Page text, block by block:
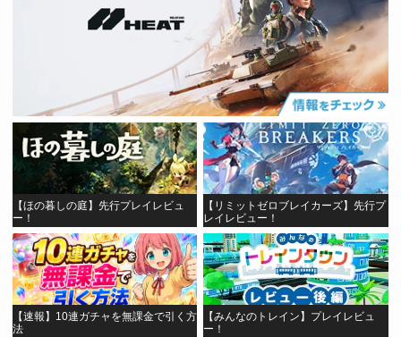
【ほの暮しの庭】先行プレイレビュ
ー！
【リミットゼロブレイカーズ】先行プ
レイレビュー！
【速報】10連ガチャを無課金で引く方
法
【みんなのトレイン】プレイレビュ
ー！